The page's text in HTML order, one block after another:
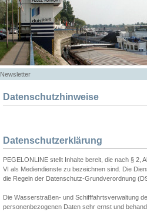
Newsletter
Datenschutzhinweise
Datenschutzerklärung
PEGELONLINE stellt Inhalte bereit, die nach §
VI als Mediendienste zu bezeichnen sind. Die
die Regeln der Datenschutz-Grundverordnung
Die Wasserstraßen- und Schifffahrtsverwaltung
personenbezogenen Daten sehr ernst und